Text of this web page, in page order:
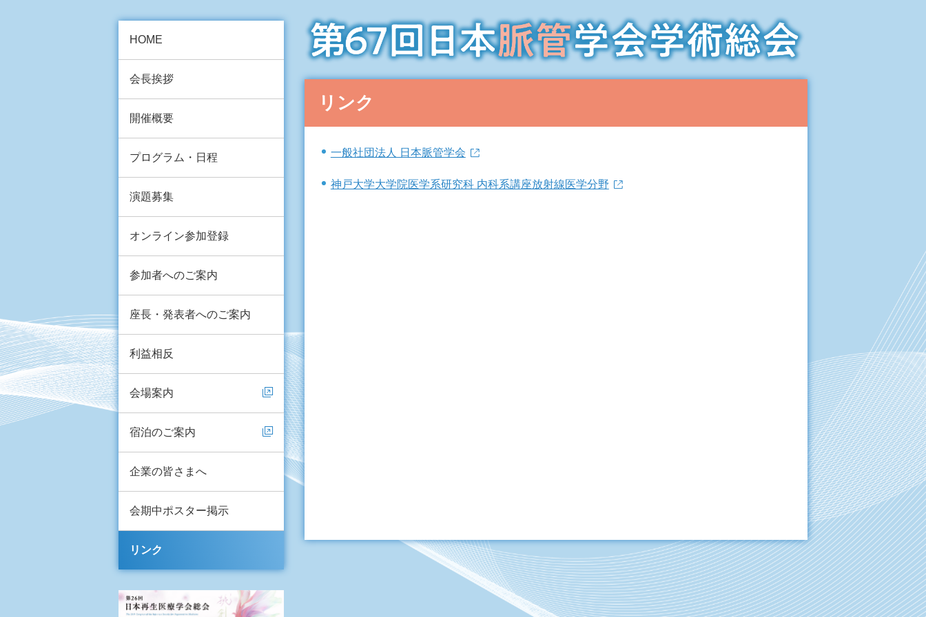
HOME
会長挨拶
開催概要
プログラム・日程
演題募集
オンライン参加登録
参加者へのご案内
座長・発表者へのご案内
利益相反
会場案内
宿泊のご案内
企業の皆さまへ
会期中ポスター掲示
リンク
リンク
一般社団法人 日本脈管学会
神戸大学大学院医学系研究科 内科系講座放射線医学分野